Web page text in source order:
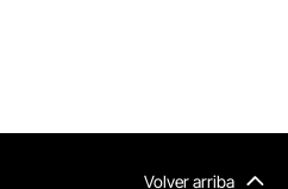
Volver arriba